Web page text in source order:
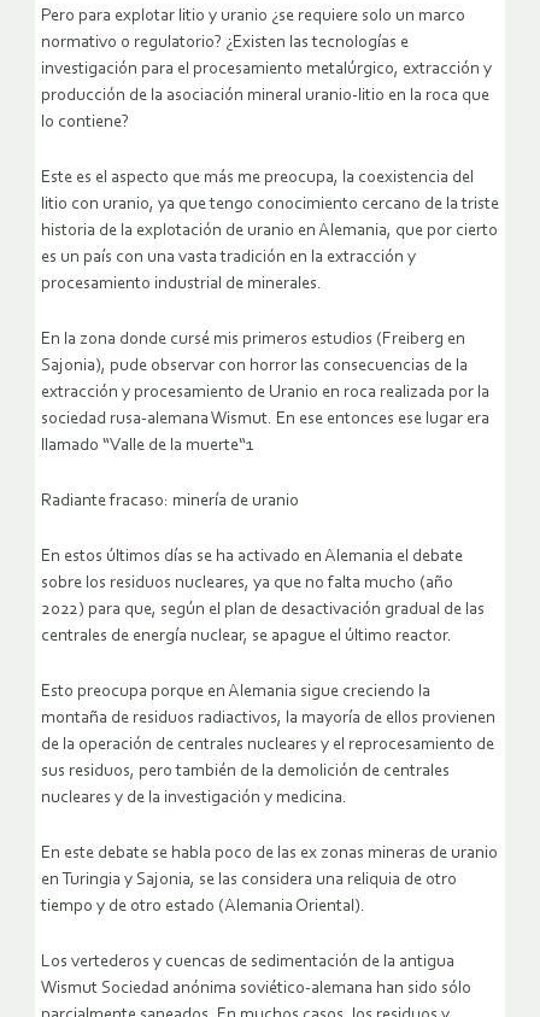
Pero para explotar litio y uranio ¿se requiere solo un marco
normativo o regulatorio? ¿Existen las tecnologías e
investigación para el procesamiento metalúrgico, extracción y
producción de la asociación mineral uranio-litio en la roca que
lo contiene?
Este es el aspecto que más me preocupa, la coexistencia del
litio con uranio, ya que tengo conocimiento cercano de la triste
historia de la explotación de uranio en Alemania, que por cierto
es un país con una vasta tradición en la extracción y
procesamiento industrial de minerales.
En la zona donde cursé mis primeros estudios (Freiberg en
Sajonia), pude observar con horror las consecuencias de la
extracción y procesamiento de Uranio en roca realizada por la
sociedad rusa-alemana Wismut. En ese entonces ese lugar era
llamado “Valle de la muerte“1
Radiante fracaso: minería de uranio
En estos últimos días se ha activado en Alemania el debate
sobre los residuos nucleares, ya que no falta mucho (año
2022) para que, según el plan de desactivación gradual de las
centrales de energía nuclear, se apague el último reactor.
Esto preocupa porque en Alemania sigue creciendo la
montaña de residuos radiactivos, la mayoría de ellos provienen
de la operación de centrales nucleares y el reprocesamiento de
sus residuos, pero también de la demolición de centrales
nucleares y de la investigación y medicina.
En este debate se habla poco de las ex zonas mineras de uranio
en Turingia y Sajonia, se las considera una reliquia de otro
tiempo y de otro estado (Alemania Oriental).
Los vertederos y cuencas de sedimentación de la antigua
Wismut Sociedad anónima soviético-alemana han sido sólo